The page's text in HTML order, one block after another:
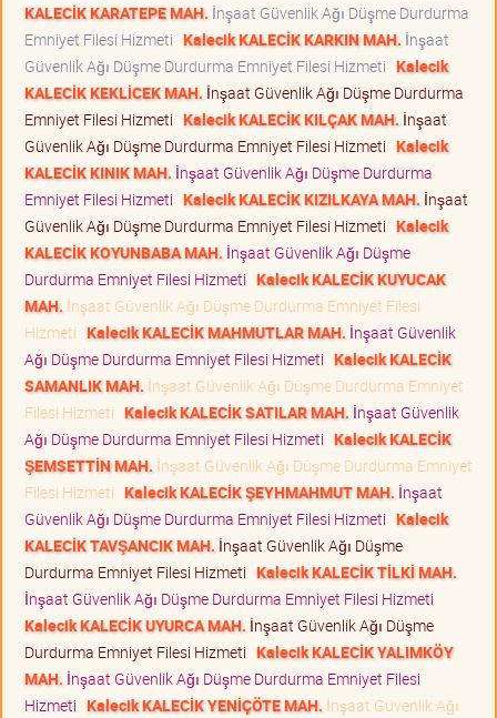
KALECİK KARATEPE MAH. İnşaat Güvenlik Ağı Düşme Durdurma
Emniyet Filesi Hizmeti Kalecik KALECİK KARKIN MAH. İnşaat
Güvenlik Ağı Düşme Durdurma Emniyet Filesi Hizmeti Kalecik
KALECİK KEKLİCEK MAH. İnşaat Güvenlik Ağı Düşme Durdurma
Emniyet Filesi Hizmeti Kalecik KALECİK KILÇAK MAH. İnşaat
Güvenlik Ağı Düşme Durdurma Emniyet Filesi Hizmeti Kalecik
KALECİK KINIK MAH. İnşaat Güvenlik Ağı Düşme Durdurma
Emniyet Filesi Hizmeti Kalecik KALECİK KIZILKAYA MAH. İnşaat
Güvenlik Ağı Düşme Durdurma Emniyet Filesi Hizmeti Kalecik
KALECİK KOYUNBABA MAH. İnşaat Güvenlik Ağı Düşme
Durdurma Emniyet Filesi Hizmeti Kalecik KALECİK KUYUCAK
MAH. İnşaat Güvenlik Ağı Düşme Durdurma Emniyet Filesi
Hizmeti Kalecik KALECİK MAHMUTLAR MAH. İnşaat Güvenlik
Ağı Düşme Durdurma Emniyet Filesi Hizmeti Kalecik KALECİK
SAMANLIK MAH. İnşaat Güvenlik Ağı Düşme Durdurma Emniyet
Filesi Hizmeti Kalecik KALECİK SATILAR MAH. İnşaat Güvenlik
Ağı Düşme Durdurma Emniyet Filesi Hizmeti Kalecik KALECİK
ŞEMSETTİN MAH. İnşaat Güvenlik Ağı Düşme Durdurma Emniyet
Filesi Hizmeti Kalecik KALECİK ŞEYHMAHMUT MAH. İnşaat
Güvenlik Ağı Düşme Durdurma Emniyet Filesi Hizmeti Kalecik
KALECİK TAVŞANCIK MAH. İnşaat Güvenlik Ağı Düşme
Durdurma Emniyet Filesi Hizmeti Kalecik KALECİK TİLKİ MAH.
İnşaat Güvenlik Ağı Düşme Durdurma Emniyet Filesi Hizmeti
Kalecik KALECİK UYURCA MAH. İnşaat Güvenlik Ağı Düşme
Durdurma Emniyet Filesi Hizmeti Kalecik KALECİK YALIMKÖY
MAH. İnşaat Güvenlik Ağı Düşme Durdurma Emniyet Filesi
Hizmeti Kalecik KALECİK YENİÇÖTE MAH. İnşaat Güvenlik Ağı